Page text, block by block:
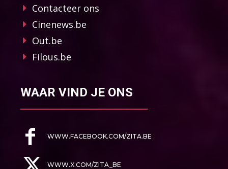
Contacteer ons
Cinenews.be
Out.be
Filous.be
WAAR VIND JE ONS
WWW.FACEBOOK.COM/ZITA.BE
WWW.X.COM/ZITA_BE